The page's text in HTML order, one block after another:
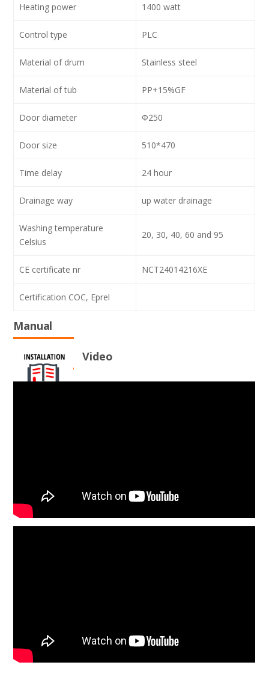
Heating power 1400 watt
Control type PLC
Material of drum Stainless steel
Material of tub PP+15%GF
Door diameter Φ250
Door size 510*470
Time delay 24 hour
Drainage way up water drainage
Washing temperature
Celsius
20, 30, 40, 60 and 95
CE certificate nr NCT24014216XE
Certification COC, Eprel
Manual
Video